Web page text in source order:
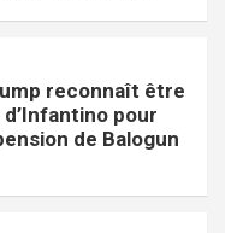
reconnaît être
pour
de Balogun